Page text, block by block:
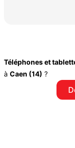
Téléphones et
à Caen (14) ?